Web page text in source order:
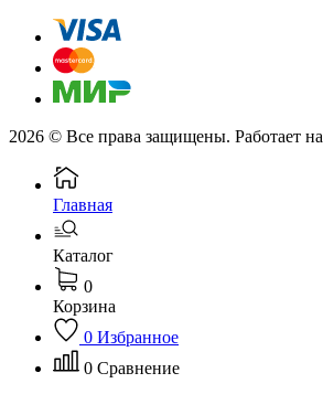
2026 © Все права защищены. Работает на
Главная
Каталог
0
Корзина
0 Избранное
0 Сравнение